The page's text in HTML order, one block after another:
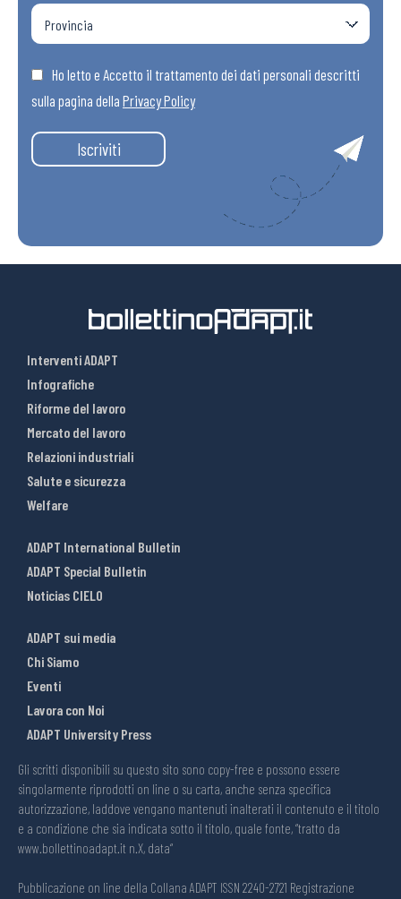
Ho letto e Accetto il trattamento dei dati personali descritti
sulla pagina della Privacy Policy
Iscriviti
Interventi ADAPT
Infografiche
Riforme del lavoro
Mercato del lavoro
Relazioni industriali
Salute e sicurezza
Welfare
ADAPT International Bulletin
ADAPT Special Bulletin
Noticias CIELO
ADAPT sui media
Chi Siamo
Eventi
Lavora con Noi
ADAPT University Press
Gli scritti disponibili su questo sito sono copy-free e possono essere
singolarmente riprodotti on line o su carta, anche senza specifica
autorizzazione, laddove vengano mantenuti inalterati il contenuto e il titolo
e a condizione che sia indicata sotto il titolo, quale fonte, “tratto da
www.bollettinoadapt.it n.X, data“
Pubblicazione on line della Collana ADAPT ISSN 2240-2721 Registrazione